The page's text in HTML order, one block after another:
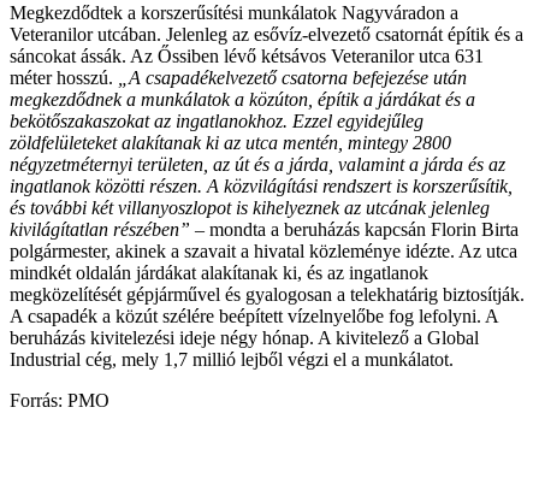
Megkezdődtek a korszerűsítési munkálatok Nagyváradon a
Veteranilor utcában. Jelenleg az esővíz-elvezető csatornát építik és a
sáncokat ássák. Az Őssiben lévő kétsávos Veteranilor utca 631
méter hosszú.
„A csapadékelvezető csatorna befejezése után
megkezdődnek a munkálatok a közúton, építik a járdákat és a
bekötőszakaszokat az ingatlanokhoz. Ezzel egyidejűleg
zöldfelületeket alakítanak ki az utca mentén, mintegy 2800
négyzetméternyi területen, az út és a járda, valamint a járda és az
ingatlanok közötti részen. A közvilágítási rendszert is korszerűsítik,
és további két villanyoszlopot is kihelyeznek az utcának jelenleg
kivilágítatlan részében” – mondta a beruházás kapcsán Florin Birta
polgármester, akinek a szavait a hivatal közleménye idézte. Az utca
mindkét oldalán járdákat alakítanak ki, és az ingatlanok
megközelítését gépjárművel és gyalogosan a telekhatárig biztosítják.
A csapadék a közút szélére beépített vízelnyelőbe fog lefolyni. A
beruházás kivitelezési ideje négy hónap. A kivitelező a Global
Industrial cég, mely 1,7 millió lejből végzi el a munkálatot.
Forrás: PMO